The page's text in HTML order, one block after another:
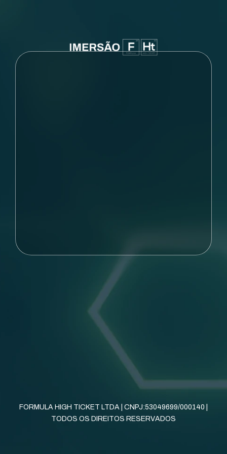
FORMULA HIGH TICKET LTDA | CNPJ:53049699/000140 |
TODOS OS DIREITOS RESERVADOS